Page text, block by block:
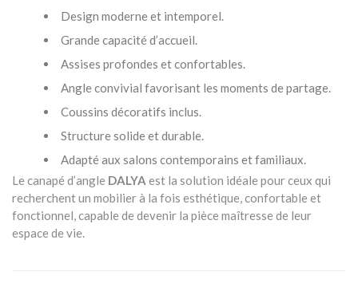
Design moderne et intemporel.
Grande capacité d’accueil.
Assises profondes et confortables.
Angle convivial favorisant les moments de partage.
Coussins décoratifs inclus.
Structure solide et durable.
Adapté aux salons contemporains et familiaux.
Le canapé d’angle DALYA est la solution idéale pour ceux qui
recherchent un mobilier à la fois esthétique, confortable et
fonctionnel, capable de devenir la pièce maîtresse de leur
espace de vie.